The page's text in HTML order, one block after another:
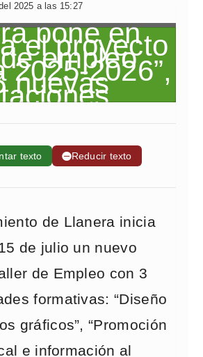
2025 a las 15:27
texto ➖Reducir texto
de Llanera inicia
de julio un nuevo
de Empleo con 3
formativas: “Diseño
gráficos”, “Promoción
e información al